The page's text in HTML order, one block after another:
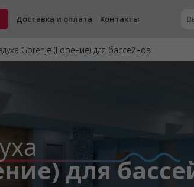
Доставка и оплата Контакты
Gorenje (Горение) для бассейнов
для